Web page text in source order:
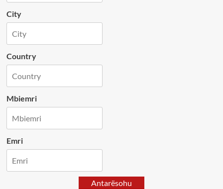
City
Country
Mbiemri
Emri
Antarësohu